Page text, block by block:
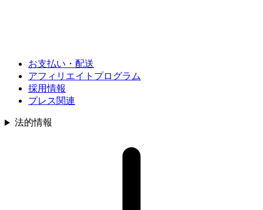
お支払い・配送
アフィリエイトプログラム
採用情報
プレス関連
法的情報